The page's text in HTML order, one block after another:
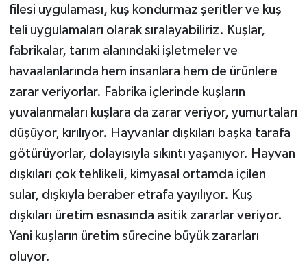
filesi uygulaması, kuş kondurmaz şeritler ve kuş
teli uygulamaları olarak sıralayabiliriz. Kuşlar,
fabrikalar, tarım alanındaki işletmeler ve
havaalanlarında hem insanlara hem de ürünlere
zarar veriyorlar. Fabrika içlerinde kuşların
yuvalanmaları kuşlara da zarar veriyor, yumurtaları
düşüyor, kırılıyor. Hayvanlar dışkıları başka tarafa
götürüyorlar, dolayısıyla sıkıntı yaşanıyor. Hayvan
dışkıları çok tehlikeli, kimyasal ortamda içilen
sular, dışkıyla beraber etrafa yayılıyor. Kuş
dışkıları üretim esnasında asitik zararlar veriyor.
Yani kuşların üretim sürecine büyük zararları
oluyor.